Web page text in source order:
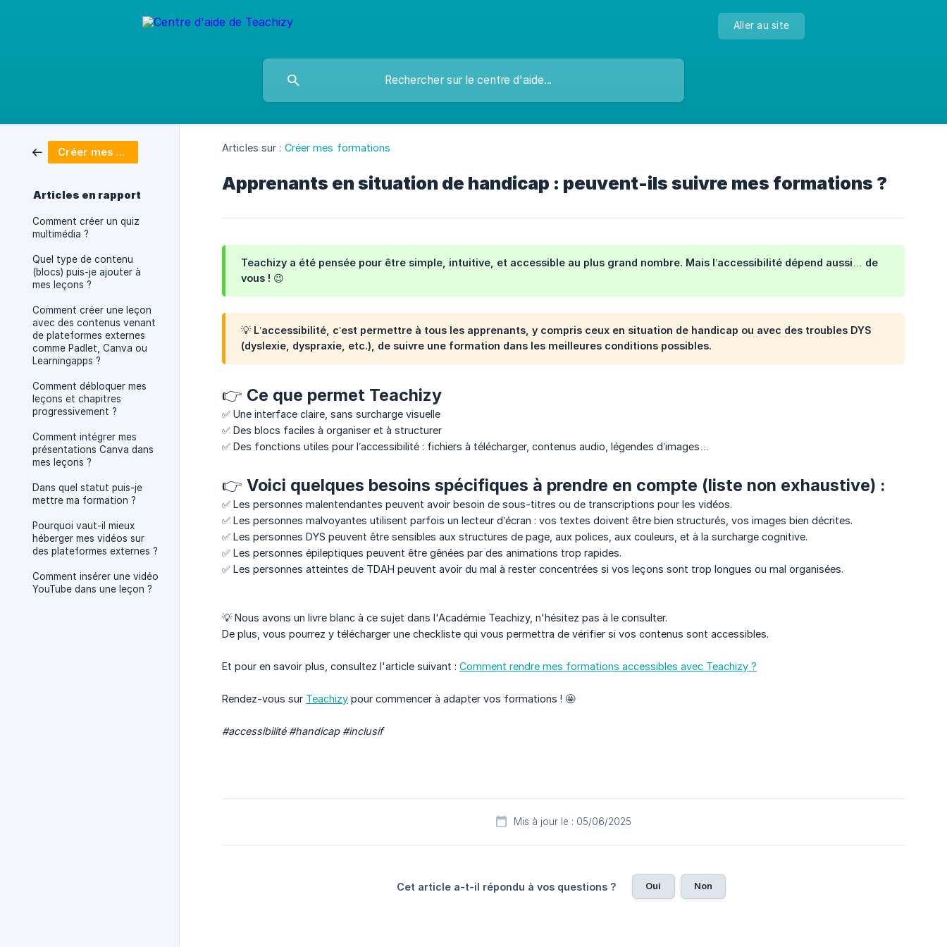
Aller au site
Créer mes formations
Articles en rapport
Comment créer un quiz
multimédia ?
Quel type de contenu
(blocs) puis-je ajouter à
mes leçons ?
Comment créer une leçon
avec des contenus venant
de plateformes externes
comme Padlet, Canva ou
Learningapps ?
Comment débloquer mes
leçons et chapitres
progressivement ?
Comment intégrer mes
présentations Canva dans
mes leçons ?
Dans quel statut puis-je
mettre ma formation ?
Pourquoi vaut-il mieux
héberger mes vidéos sur
des plateformes externes ?
Comment insérer une vidéo
YouTube dans une leçon ?
Articles sur : Créer mes formations
Apprenants en situation de handicap : peuvent-ils suivre mes formations ?
Teachizy a été pensée pour être simple, intuitive, et accessible au plus grand nombre. Mais l’accessibilité dépend aussi… de
vous ! 😉
💡 L’accessibilité, c’est permettre à tous les apprenants, y compris ceux en situation de handicap ou avec des troubles DYS
(dyslexie, dyspraxie, etc.), de suivre une formation dans les meilleures conditions possibles.
👉 Ce que permet Teachizy
✅ Une interface claire, sans surcharge visuelle
✅ Des blocs faciles à organiser et à structurer
✅ Des fonctions utiles pour l’accessibilité : fichiers à télécharger, contenus audio, légendes d’images…
👉 Voici quelques besoins spécifiques à prendre en compte (liste non exhaustive) :
✅ Les personnes malentendantes peuvent avoir besoin de sous-titres ou de transcriptions pour les vidéos.
✅ Les personnes malvoyantes utilisent parfois un lecteur d’écran : vos textes doivent être bien structurés, vos images bien décrites.
✅ Les personnes DYS peuvent être sensibles aux structures de page, aux polices, aux couleurs, et à la surcharge cognitive.
✅ Les personnes épileptiques peuvent être gênées par des animations trop rapides.
✅ Les personnes atteintes de TDAH peuvent avoir du mal à rester concentrées si vos leçons sont trop longues ou mal organisées.
💡 Nous avons un livre blanc à ce sujet dans l'Académie Teachizy, n'hésitez pas à le consulter.
De plus, vous pourrez y télécharger une checkliste qui vous permettra de vérifier si vos contenus sont accessibles.
Et pour en savoir plus, consultez l'article suivant : Comment rendre mes formations accessibles avec Teachizy ?
Rendez-vous sur Teachizy pour commencer à adapter vos formations ! 🤩
#accessibilité #handicap #inclusif
Mis à jour le : 05/06/2025
Cet article a-t-il répondu à vos questions ? Oui Non